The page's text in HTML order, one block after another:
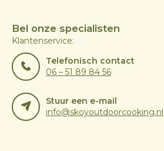
Bel onze specialisten
Klantenservice:
Telefonisch contact
06 – 51 89 84 56
Stuur een e-mail
info@skoyoutdoorcooking.nl